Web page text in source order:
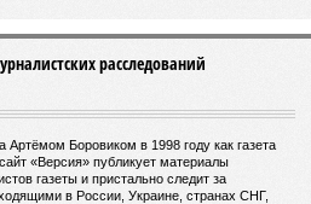
расследований
Артёмом Боровиком в 1998 году как газета
«Версия» публикует материалы
газеты и пристально следит за
в России, Украине, странах СНГ,